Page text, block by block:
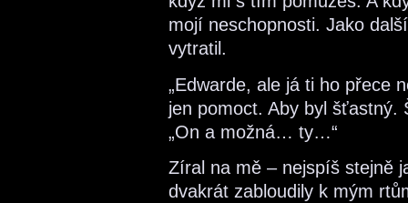
mojí neschopnosti. Jako
vytratil.
„Edwarde, ale já ti ho přece
jen pomoct. Aby byl šťastný.
„On a možná… ty…“
Zíral na mě – nejspíš stejně
dvakrát zabloudily k mým